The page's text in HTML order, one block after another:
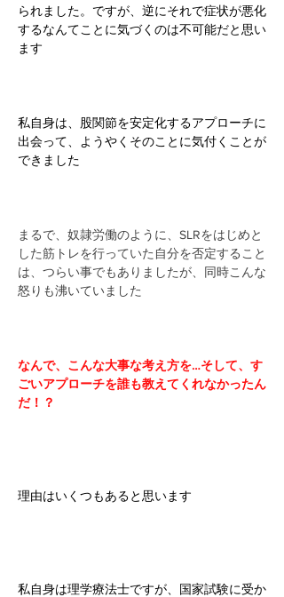
られました。ですが、逆にそれで症状が悪化
するなんてことに気づくのは不可能だと思い
ます
私自身は、股関節を安定化するアプローチに
出会って、ようやくそのことに気付くことが
できました
まるで、奴隷労働のように、SLRをはじめと
した筋トレを行っていた自分を否定すること
は、つらい事でもありましたが、同時こんな
怒りも沸いていました
なんで、こんな大事な考え方を…そして、す
ごいアプローチを誰も教えてくれなかったん
だ！？
理由はいくつもあると思います
私自身は理学療法士ですが、国家試験に受か